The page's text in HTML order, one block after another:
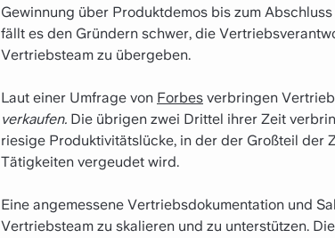
Gewinnung über Produktdemos bis zum
fällt es den Gründern schwer, die
Vertriebsteam zu übergeben.
Laut einer Umfrage von Forbes verbringen
verkaufen. Die übrigen zwei Drittel ihrer Zeit
riesige Produktivitätslücke, in der der Großteil
Tätigkeiten vergeudet wird.
Eine angemessene Vertriebsdokumentation und
Vertriebsteam zu skalieren und zu unterstützen.